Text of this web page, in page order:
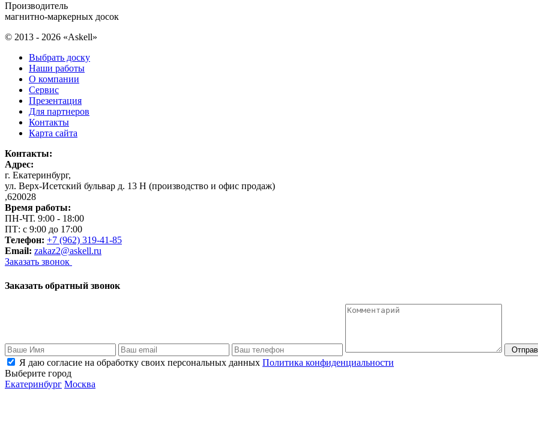
Производитель
магнитно-маркерных досок
© 2013 - 2026 «Askell»
Выбрать доску
Наши работы
О компании
Сервис
Презентация
Для партнеров
Контакты
Карта сайта
Контакты:
Адрес:
г. Екатеринбург,
ул. Верх-Исетский бульвар д. 13 Н (производство и офис продаж)
,620028
Время работы:
ПН-ЧТ. 9:00 - 18:00
ПТ: с 9:00 до 17:00
Телефон: +7 (962) 319-41-85
Email: zakaz2@askell.ru
Заказать звонок
Заказать обратный звонок
Я даю согласие на обработку своих персональных данных Политика конфиденциальности
Выберите город
Екатеринбург Москва